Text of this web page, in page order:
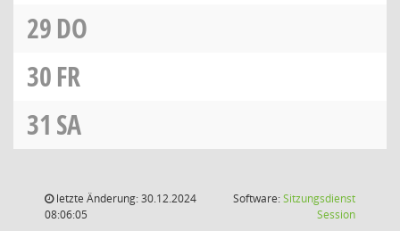
29DO
30FR
31 SA
letzte Änderung: 30.12.2024
08:06:05
Software:Sitzungsdienst
Session(Wird in